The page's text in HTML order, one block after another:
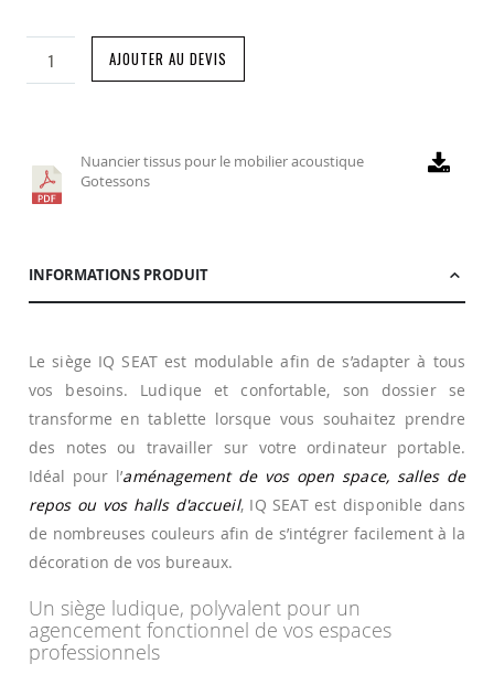
AJOUTER AU DEVIS
Nuancier tissus pour le mobilier acoustique
Gotessons
INFORMATIONS PRODUIT
Le siège IQ SEAT est modulable afin de s’adapter à tous
vos besoins. Ludique et confortable, son dossier se
transforme en tablette lorsque vous souhaitez prendre
des notes ou travailler sur votre ordinateur portable.
Idéal pour l’aménagement de vos open space, salles de
repos ou vos halls d'accueil, IQ SEAT est disponible dans
de nombreuses couleurs afin de s’intégrer facilement à la
décoration de vos bureaux.
Un siège ludique, polyvalent pour un
agencement fonctionnel de vos espaces
professionnels